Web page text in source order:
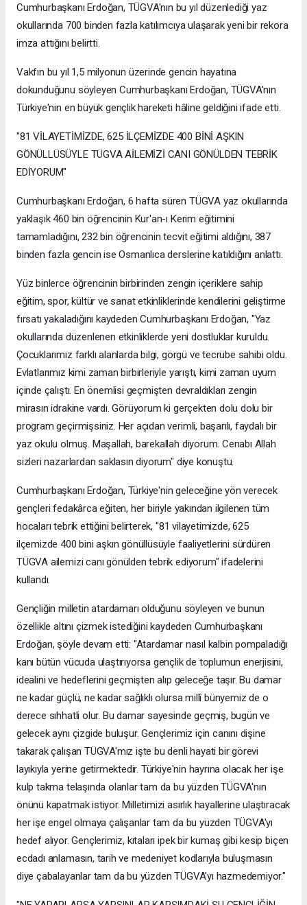
Cumhurbaşkanı Erdoğan, TÜGVA'nın bu yıl düzenlediği yaz
okullarında 700 binden fazla katılımcıya ulaşarak yeni bir rekora
imza attığını belirtti.
Vakfın bu yıl 1,5 milyonun üzerinde gencin hayatına
dokunduğunu söyleyen Cumhurbaşkanı Erdoğan, TÜGVA'nın
Türkiye'nin en büyük gençlik hareketi hâline geldiğini ifade etti.
"81 VİLAYETİMİZDE, 625 İLÇEMİZDE 400 BİNİ AŞKIN
GÖNÜLLÜSÜYLE TÜGVA AİLEMİZİ CANI GÖNÜLDEN TEBRİK
EDİYORUM"
Cumhurbaşkanı Erdoğan, 6 hafta süren TÜGVA yaz okullarında
yaklaşık 460 bin öğrencinin Kur'an-ı Kerim eğitimini
tamamladığını, 232 bin öğrencinin tecvit eğitimi aldığını, 387
binden fazla gencin ise Osmanlıca derslerine katıldığını anlattı.
Yüz binlerce öğrencinin birbirinden zengin içeriklere sahip
eğitim, spor, kültür ve sanat etkinliklerinde kendilerini geliştirme
fırsatı yakaladığını kaydeden Cumhurbaşkanı Erdoğan, "Yaz
okullarında düzenlenen etkinliklerde yeni dostluklar kuruldu.
Çocuklarımız farklı alanlarda bilgi, görgü ve tecrübe sahibi oldu.
Evlatlarımız kimi zaman birbirleriyle yarıştı, kimi zaman uyum
içinde çalıştı. En önemlisi geçmişten devraldıkları zengin
mirasın idrakine vardı. Görüyorum ki gerçekten dolu dolu bir
program geçirmişsiniz. Her açıdan verimli, başarılı, faydalı bir
yaz okulu olmuş. Maşallah, barekallah diyorum. Cenabı Allah
sizleri nazarlardan saklasın diyorum" diye konuştu.
Cumhurbaşkanı Erdoğan, Türkiye'nin geleceğine yön verecek
gençleri fedakârca eğiten, her biriyle yakından ilgilenen tüm
hocaları tebrik ettiğini belirterek, "81 vilayetimizde, 625
ilçemizde 400 bini aşkın gönüllüsüyle faaliyetlerini sürdüren
TÜGVA ailemizi canı gönülden tebrik ediyorum" ifadelerini
kullandı.
Gençliğin milletin atardamarı olduğunu söyleyen ve bunun
özellikle altını çizmek istediğini kaydeden Cumhurbaşkanı
Erdoğan, şöyle devam etti: "Atardamar nasıl kalbin pompaladığı
kanı bütün vücuda ulaştırıyorsa gençlik de toplumun enerjisini,
idealini ve hedeflerini geçmişten alıp geleceğe taşır. Bu damar
ne kadar güçlü, ne kadar sağlıklı olursa millî bünyemiz de o
derece sıhhatli olur. Bu damar sayesinde geçmiş, bugün ve
gelecek aynı çizgide buluşur. Gençlerimiz için canını dişine
takarak çalışan TÜGVA'mız işte bu denli hayati bir görevi
layıkıyla yerine getirmektedir. Türkiye'nin hayrına olacak her işe
kulp takma telaşında olanlar tam da bu yüzden TÜGVA'nın
önünü kapatmak istiyor. Milletimizi asırlık hayallerine ulaştıracak
her işe engel olmaya çalışanlar tam da bu yüzden TÜGVA'yı
hedef alıyor. Gençlerimiz, kıtaları ipek bir kumaş gibi kesip biçen
ecdadı anlamasın, tarih ve medeniyet kodlarıyla buluşmasın
diye çabalayanlar tam da bu yüzden TÜGVA'yı hazmedemiyor."